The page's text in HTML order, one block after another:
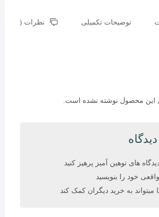
توضیحات تکمیلی نظرات (0)
این محصول نوشته نشده است.
های توهین آمیز پرهیز کنید
خود را بنویسید
میتواند به خرید دیگران کمک کند